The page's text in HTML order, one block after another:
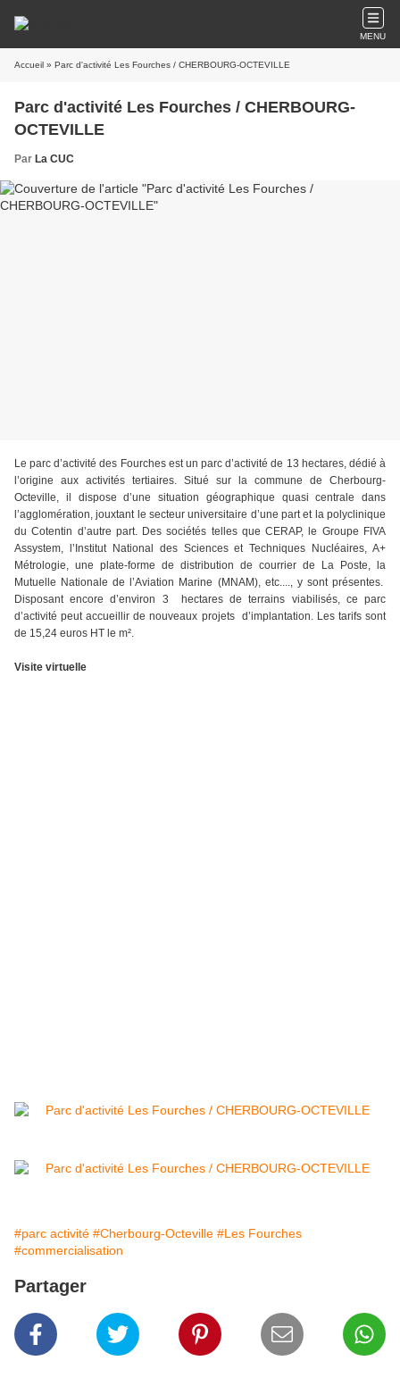
MENU
Accueil » Parc d'activité Les Fourches / CHERBOURG-OCTEVILLE
Parc d'activité Les Fourches / CHERBOURG-
OCTEVILLE
Par La CUC
Le parc d’activité des Fourches est un parc d’activité de 13 hectares, dédié à
l’origine aux activités tertiaires. Situé sur la commune de Cherbourg-
Octeville, il dispose d’une situation géographique quasi centrale dans
l’agglomération, jouxtant le secteur universitaire d’une part et la polyclinique
du Cotentin d’autre part. Des sociétés telles que CERAP, le Groupe FIVA
Assystem, l’Institut National des Sciences et Techniques Nucléaires, A+
Métrologie, une plate-forme de distribution de courrier de La Poste, la
Mutuelle Nationale de l’Aviation Marine (MNAM), etc...., y sont présentes.
Disposant encore d’environ 3 hectares de terrains viabilisés, ce parc
d’activité peut accueillir de nouveaux projets d’implantation. Les tarifs sont
de 15,24 euros HT le m².
Visite virtuelle
#parc activité #Cherbourg-Octeville #Les Fourches
#commercialisation
Partager